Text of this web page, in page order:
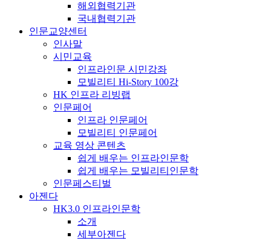
해외협력기관
국내협력기관
인문교양센터
인사말
시민교육
인프라인문 시민강좌
모빌리티 Hi-Story 100강
HK 인프라 리빙랩
인문페어
인프라 인문페어
모빌리티 인문페어
교육 영상 콘텐츠
쉽게 배우는 인프라인문학
쉽게 배우는 모빌리티인문학
인문페스티벌
아젠다
HK3.0 인프라인문학
소개
세부아젠다